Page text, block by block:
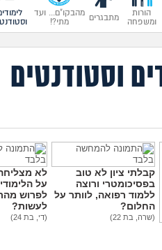
הורות
ומשפחה
מתבגרים
מהבקו"ם... ועד
מתי?!
וסטודנטים
קבלתי ציון לא טוב
בפסיכומטרי ורוצה
ללמוד רפואה, לוותר על
החלום?
(שרה, בת 22)
לא
על
לפרוש
לעשות?
(די, בת 24)